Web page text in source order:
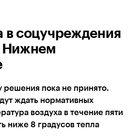
в соцучреждения
Нижнем
пока не принято.
ждать нормативных
воздуха в течение пяти
ниже 8 градусов тепла